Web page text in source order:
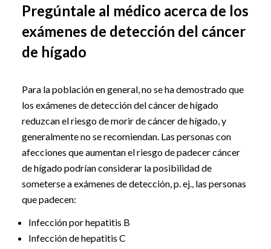
Pregúntale al médico acerca de los
exámenes de detección del cáncer
de hígado
Para la población en general, no se ha demostrado que
los exámenes de detección del cáncer de hígado
reduzcan el riesgo de morir de cáncer de hígado, y
generalmente no se recomiendan. Las personas con
afecciones que aumentan el riesgo de padecer cáncer
de hígado podrían considerar la posibilidad de
someterse a exámenes de detección, p. ej., las personas
que padecen:
Infección por hepatitis B
Infección de hepatitis C